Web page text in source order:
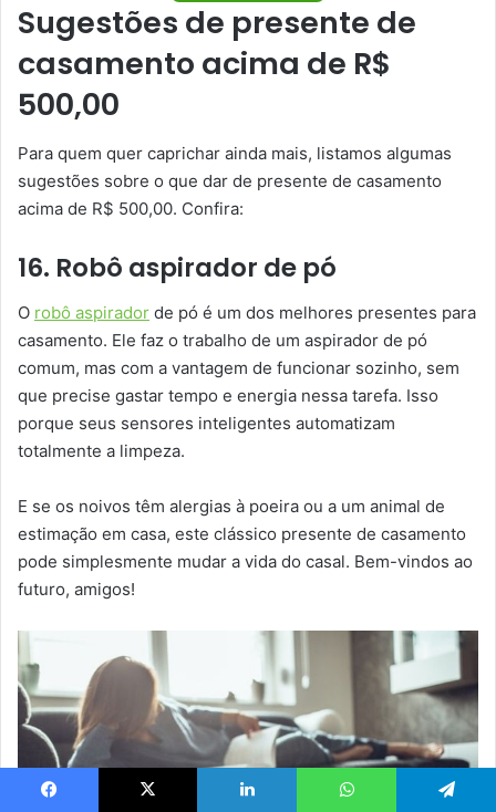
Sugestões de presente de
casamento acima de R$
500,00
Para quem quer caprichar ainda mais, listamos algumas
sugestões sobre o que dar de presente de casamento
acima de R$ 500,00. Confira:
16. Robô aspirador de pó
O robô aspirador de pó é um dos melhores presentes para
casamento. Ele faz o trabalho de um aspirador de pó
comum, mas com a vantagem de funcionar sozinho, sem
que precise gastar tempo e energia nessa tarefa. Isso
porque seus sensores inteligentes automatizam
totalmente a limpeza.
E se os noivos têm alergias à poeira ou a um animal de
estimação em casa, este clássico presente de casamento
pode simplesmente mudar a vida do casal. Bem-vindos ao
futuro, amigos!